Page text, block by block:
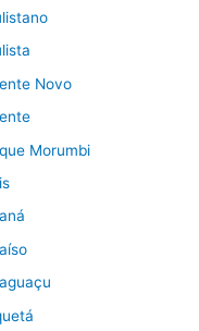
Novo
Morumbi